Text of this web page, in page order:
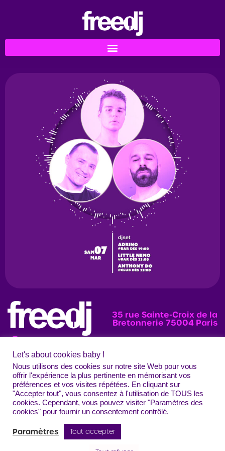
35 rue Sainte-Croix de la
Bretonnerie 75004 Paris
News Programmation Évènements
Photos
ContactMentions légalesConfidentialitéCGUCrédits
Freedj Paris – Tous droits réservés
Let's about cookies baby !
Nous utilisons des cookies sur notre site Web pour vous
offrir l'expérience la plus pertinente en mémorisant vos
préférences et vos visites répétées. En cliquant sur
"Accepter tout", vous consentez à l'utilisation de TOUS les
cookies. Cependant, vous pouvez visiter "Paramètres des
cookies" pour fournir un consentement contrôlé.
Paramètres Tout accepter